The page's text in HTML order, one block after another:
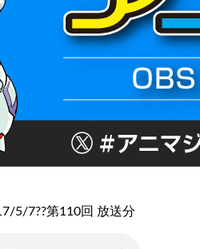
5/7??第110回 放送分